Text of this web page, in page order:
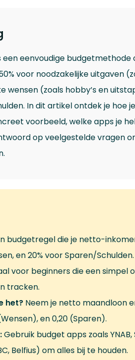
een eenvoudige
voor noodzakelijke uitgaven
wensen (zoals hobby’s en
In dit artikel ontdek je hoe
voorbeeld, welke apps je
op veelgestelde vragen
budgetregel die je netto-
en 20% voor Sparen/Schulden.
voor beginners die een simpel
tracken.
het?Neem je netto maandloon
en 0,20 (Sparen).
Gebruik budget apps zoals
Belfius) om alles bij te houden.